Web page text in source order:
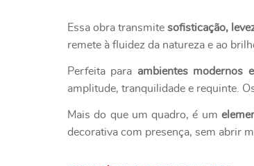
Essa obra transmite sofisticação,
remete à fluidez da natureza e ao
Perfeita para ambientes modernos
amplitude, tranquilidade e requinte.
Mais do que um quadro, é um
decorativa com presença, sem abrir